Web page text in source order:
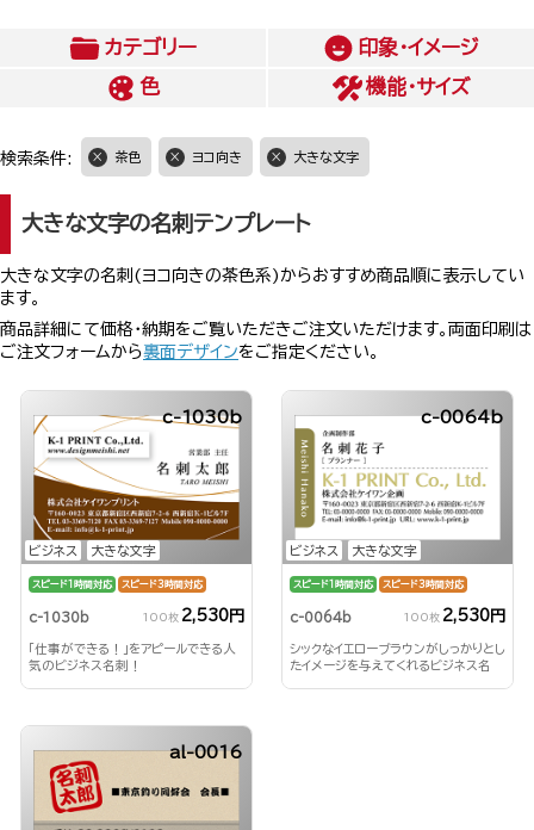
カテゴリー
印象・イメージ
色
機能・サイズ
検索条件: 茶色 ヨコ向き 大きな文字
大きな文字の名刺テンプレート
大きな文字の名刺(ヨコ向きの茶色系)からおすすめ商品順に表示してい
ます。
商品詳細にて価格・納期をご覧いただきご注文いただけます。両面印刷は
ご注文フォームから裏面デザインをご指定ください。
ビジネス 大きな文字
c-1030b
スピード1時間対応 スピード3時間対応
c-1030b 100枚 2,530円
「仕事ができる！」をアピールできる人
気のビジネス名刺！
ビジネス 大きな文字
c-0064b
スピード1時間対応 スピード3時間対応
c-0064b 100枚 2,530円
シックなイエローブラウンがしっかりとし
たイメージを与えてくれるビジネス名
al-0016